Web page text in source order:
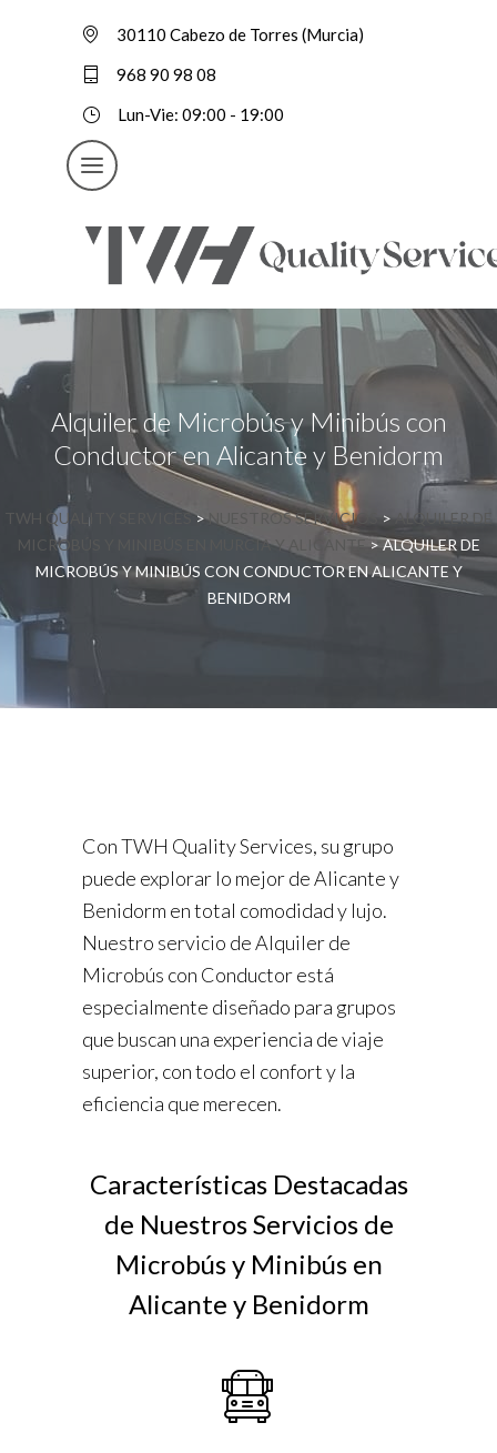
30110 Cabezo de Torres (Murcia)
968 90 98 08
Lun-Vie: 09:00 - 19:00
Alquiler de Microbús y Minibús con
Conductor en Alicante y Benidorm
TWH QUALITY SERVICES>NUESTROS SERVICIOS >ALQUILER DE
MICROBÚS Y MINIBÚS EN MURCIA Y ALICANTE>ALQUILER DE
MICROBÚS Y MINIBÚS CON CONDUCTOR EN ALICANTE Y
BENIDORM
Con TWH Quality Services, su grupo
puede explorar lo mejor de Alicante y
Benidorm en total comodidad y lujo.
Nuestro servicio de Alquiler de
Microbús con Conductor está
especialmente diseñado para grupos
que buscan una experiencia de viaje
superior, con todo el confort y la
eficiencia que merecen.
Características Destacadas
de Nuestros Servicios de
Microbús y Minibús en
Alicante y Benidorm